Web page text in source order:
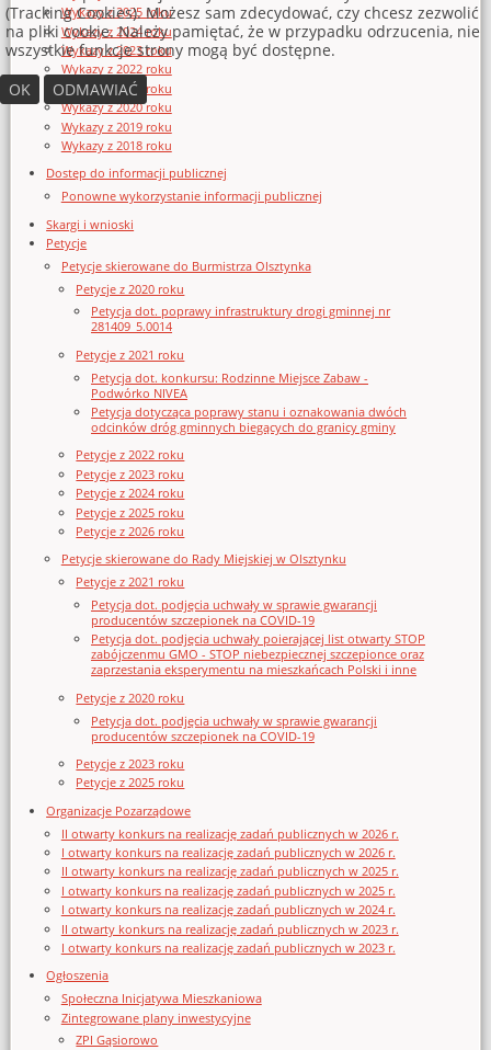
Wykazy z 2025 roku
Wykazy z 2024 roku
Wykazy z 2023 roku
Wykazy z 2022 roku
Wykazy z 2021 roku
Wykazy z 2020 roku
Wykazy z 2019 roku
Wykazy z 2018 roku
Dostęp do informacji publicznej
Ponowne wykorzystanie informacji publicznej
Skargi i wnioski
Petycje
Petycje skierowane do Burmistrza Olsztynka
Petycje z 2020 roku
Petycja dot. poprawy infrastruktury drogi gminnej nr
281409_5.0014
Petycje z 2021 roku
Petycja dot. konkursu: Rodzinne Miejsce Zabaw -
Podwórko NIVEA
Petycja dotycząca poprawy stanu i oznakowania dwóch
odcinków dróg gminnych biegących do granicy gminy
Petycje z 2022 roku
Petycje z 2023 roku
Petycje z 2024 roku
Petycje z 2025 roku
Petycje z 2026 roku
Petycje skierowane do Rady Miejskiej w Olsztynku
Petycje z 2021 roku
Petycja dot. podjęcia uchwały w sprawie gwarancji
producentów szczepionek na COVID-19
Petycja dot. podjęcia uchwały poierającej list otwarty STOP
zabójczenmu GMO - STOP niebezpiecznej szczepionce oraz
zaprzestania eksperymentu na mieszkańcach Polski i inne
Petycje z 2020 roku
Petycja dot. podjęcia uchwały w sprawie gwarancji
producentów szczepionek na COVID-19
Petycje z 2023 roku
Petycje z 2025 roku
Organizacje Pozarządowe
II otwarty konkurs na realizację zadań publicznych w 2026 r.
I otwarty konkurs na realizację zadań publicznych w 2026 r.
II otwarty konkurs na realizację zadań publicznych w 2025 r.
I otwarty konkurs na realizację zadań publicznych w 2025 r.
I otwarty konkurs na realizację zadań publicznych w 2024 r.
II otwarty konkurs na realizację zadań publicznych w 2023 r.
I otwarty konkurs na realizację zadań publicznych w 2023 r.
Ogłoszenia
Społeczna Inicjatywa Mieszkaniowa
Zintegrowane plany inwestycyjne
ZPI Gąsiorowo
(Tracking Cookies). Możesz sam zdecydować, czy chcesz zezwolić
na pliki cookie. Należy pamiętać, że w przypadku odrzucenia, nie
wszystkie funkcje strony mogą być dostępne.
OK
ODMAWIAĆ